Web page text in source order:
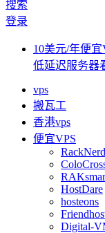
搜索
登录
10美元/年便
低延迟服务器
vps
搬瓦工
香港vps
便宜VPS
RackNerd
HostDare
hosteons
Digital-